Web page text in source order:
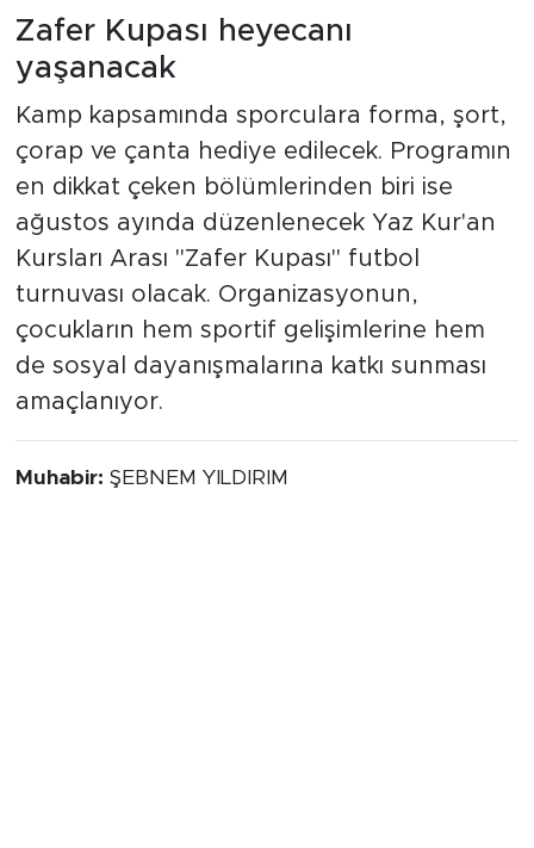
Zafer Kupası heyecanı
yaşanacak
Kamp kapsamında sporculara forma, şort,
çorap ve çanta hediye edilecek. Programın
en dikkat çeken bölümlerinden biri ise
ağustos ayında düzenlenecek Yaz Kur'an
Kursları Arası "Zafer Kupası" futbol
turnuvası olacak. Organizasyonun,
çocukların hem sportif gelişimlerine hem
de sosyal dayanışmalarına katkı sunması
amaçlanıyor.
Muhabir: ŞEBNEM YILDIRIM